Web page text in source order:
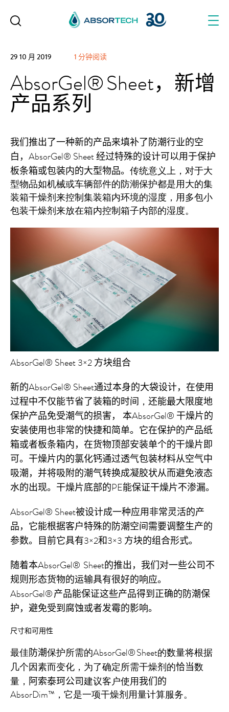
29 10 月 2019 1 分钟阅读
AbsorGel® Sheet，新增
产品系列
我们推出了一种新的产品来填补了防潮行业的空
白， AbsorGel® Sheet经过特殊的设计可以用于保护
板条箱或包装内的大型物品。 传统意义上，对于大
型物品如机械或车辆部件的防潮保护都是用大的集
装箱干燥剂来控制集装箱内环境的湿度，用多包小
包装干燥剂来放在箱内控制箱子内部的湿度。
AbsorGel® Sheet 3×2 方块组合
新的AbsorGel® Sheet通过本身的大袋设计，在使用
过程中不仅能节省了装箱的时间 ， 还能最大限度地
保护产品免受潮气的损害，
本AbsorGel® 干燥片的
安装使用也非常的快捷和简单。它在保护的产品纸
箱或者板条箱内， 在货物顶部安装单个的干燥片即
可。干燥片内的氯化钙通过透气包装材料从空气中
吸潮，并将吸附的潮气转换成凝胶状从而避免液态
水的出现。干燥片底部的PE能保证干燥片不渗漏。
AbsorGel® Sheet被设计成一种应用非常灵活的产
品，它能根据客户特殊的防潮空间需要调整生产的
参数。目前它具有3×2和3×3 方块的组合形式。
随着本AbsorGel® Sheet的推出， 我们对一些公司不
规则形态货物的运输具有很好的响应。
AbsorGel®产品能保证这些产品得到正确的防潮保
护，避免受到腐蚀或者发霉的影响。
尺寸和可用性
最佳防潮保护所需的AbsorGel®Sheet的数量将根据
几个因素而变化 ， 为了确定所需干燥剂的恰当数
量， 阿索泰珂公司建议客户使用我们的
AbsorDim™ ， 它是一项干燥剂用量计算服务。